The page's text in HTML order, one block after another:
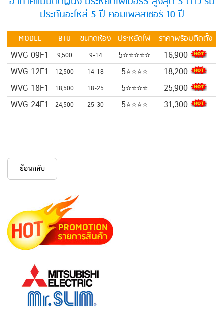
ประกันอะไหล่ 5 ปี คอมเพลสเซอร์ 10 ปี
MODEL BTU ขนาดห้อง ประหยัดไฟ ราคาพร้อมติดตั้ง
WVG 09F1 9,500 9-14 5⭐⭐⭐⭐⭐ 16,900
WVG 12F1 12,500 14-18 5⭐⭐⭐⭐ 18,200
WVG 18F1 18,500 18-25 5⭐⭐⭐⭐ 25,900
WVG 24F1 24,500 25-30 5⭐⭐⭐⭐ 31,300
ย้อนกลับ